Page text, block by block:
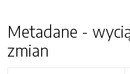
Metadane -
zmian